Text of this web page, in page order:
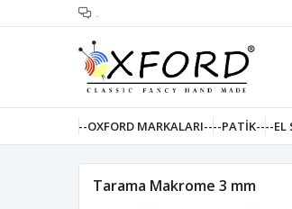
.
--OXFORD MARKALARI----PATIK----EL
Tarama Makrome 3 mm